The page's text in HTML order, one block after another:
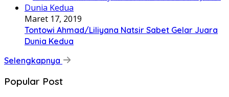
Maret 17, 2019
Tontowi Ahmad/Liliyana Natsir Sabet Gelar Juara
Dunia Kedua
Selengkapnya
Popular Post